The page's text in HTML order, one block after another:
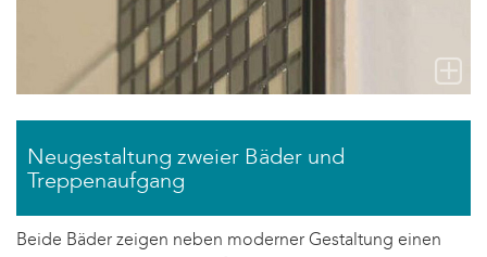
Neugestaltung zweier Bäder und
Treppenaufgang
Beide Bäder zeigen neben moderner Gestaltung einen